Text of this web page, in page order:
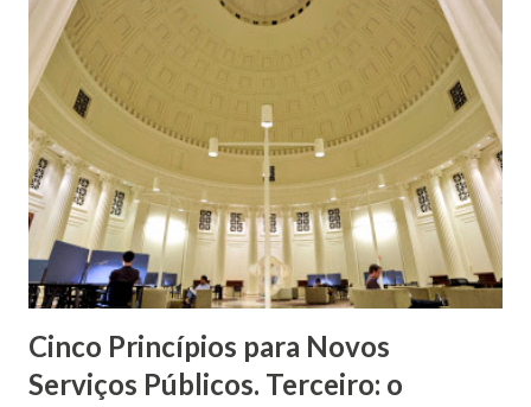
Cinco Princípios para Novos
Serviços Públicos. Terceiro: o